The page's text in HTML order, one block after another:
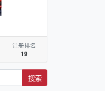
注册排名
19
搜索